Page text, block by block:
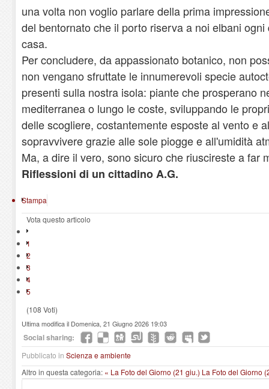
una volta non voglio parlare della prima
del bentornato che il porto riserva a noi elbani
casa.
Per concludere, da appassionato botanico, non
non vengano sfruttate le innumerevoli specie
presenti sulla nostra isola: piante che prosperano
mediterranea o lungo le coste, sviluppando le
delle scogliere, costantemente esposte al vento e
sopravvivere grazie alle sole piogge e all'umidità
Ma, a dire il vero, sono sicuro che riuscireste a far
Riflessioni di un cittadino A.G.
Stampa
Vota questo articolo
1
2
3
4
5
(108 Voti)
Ultima modifica il Domenica, 21 Giugno 2026 19:03
Social sharing:
Pubblicato in Scienza e ambiente
Altro in questa categoria: « La Foto del Giorno (21 giu.) La Foto del Giorno